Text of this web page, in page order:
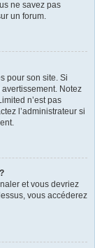
ne savez pas
un forum.
pour son site. Si
Notez
n’est pas
l’administrateur si
et vous devriez
vous accéderez